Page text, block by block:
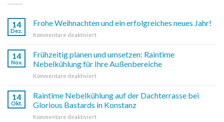
14
Dez.
Frohe Weihnachten und ein erfolgreiches neues Jahr!
Kommentare deaktiviertfür
Weihnachten
ein
erfolgreiches
Jahr!
14
Nov.
Frühzeitig planen und umsetzen: Raintime
Nebelkühlung für Ihre Außenbereiche
Kommentare deaktiviertfür
planen
umsetzen:
Raintime
14
Okt.
Raintime Nebelkühlung auf der Dachterrasse bei
Glorious Bastards in Konstanz
Kommentare deaktiviertfür